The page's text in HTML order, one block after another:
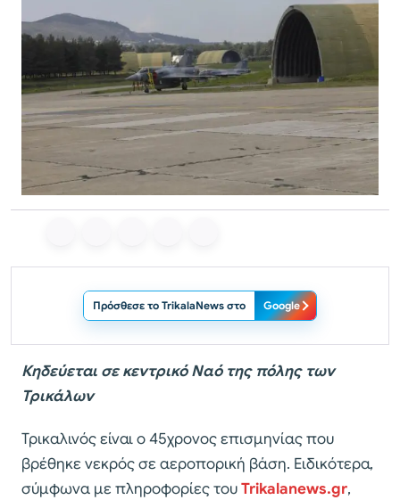
Πρόσθεσε το TrikalaNews στο Google
Κηδεύεται σε κεντρικό Ναό της πόλης των
Τρικάλων
Τρικαλινός είναι ο 45χρονος επισμηνίας που
βρέθηκε νεκρός σε αεροπορική βάση. Ειδικότερα,
σύμφωνα με πληροφορίες τουTrikalanews.gr,